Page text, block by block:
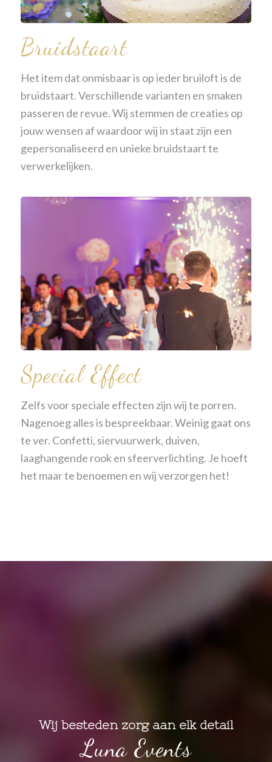
Bruidstaart
Het item dat onmisbaar is op ieder bruiloft is de
bruidstaart. Verschillende varianten en smaken
passeren de revue. Wij stemmen de creaties op
jouw wensen af waardoor wij in staat zijn een
gepersonaliseerd en unieke bruidstaart te
verwerkelijken.
Special Effect
Zelfs voor speciale effecten zijn wij te porren.
Nagenoeg alles is bespreekbaar. Weinig gaat ons
te ver. Confetti, siervuurwerk, duiven,
laaghangende rook en sfeerverlichting. Je hoeft
het maar te benoemen en wij verzorgen het!
Wij besteden zorg aan elk detail
Luna Events